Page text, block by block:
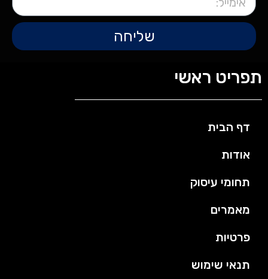
שליחה
תפריט ראשי
דף הבית
אודות
תחומי עיסוק
מאמרים
פרטיות
תנאי שימוש